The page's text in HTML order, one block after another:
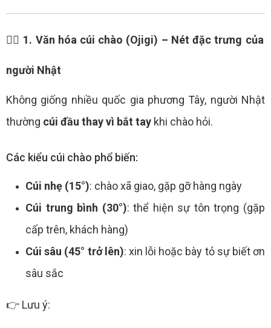
🙇‍♂️ 1. Văn hóa cúi chào (Ojigi) – Nét đặc trưng của
người Nhật
Không giống nhiều quốc gia phương Tây, người Nhật
thường cúi đầu thay vì bắt tay khi chào hỏi.
Các kiểu cúi chào phổ biến:
Cúi nhẹ (15°): chào xã giao, gặp gỡ hàng ngày
Cúi trung bình (30°): thể hiện sự tôn trọng (gặp
cấp trên, khách hàng)
Cúi sâu (45° trở lên): xin lỗi hoặc bày tỏ sự biết ơn
sâu sắc
👉 Lưu ý: